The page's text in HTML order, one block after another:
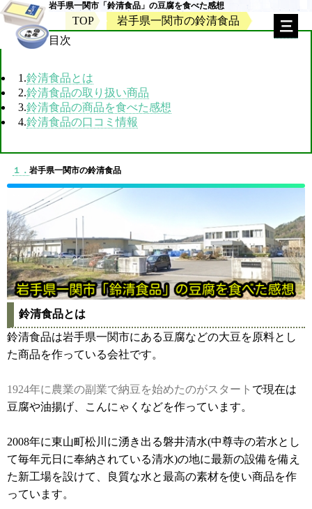
岩手県一関市「鈴清食品」の豆腐を食べた感想
TOP
岩手県一関市の鈴清食品
目次
1.鈴清食品とは
2.鈴清食品の取り扱い商品
3.鈴清食品の商品を食べた感想
4.鈴清食品の口コミ情報
１． 岩手県一関市の鈴清食品
鈴清食品とは
鈴清食品は岩手県一関市にある豆腐などの大豆を原料とし
た商品を作っている会社です。
1924年に農業の副業で納豆を始めたのがスタート で現在は
豆腐や油揚げ、こんにゃくなどを作っています。
2008年に東山町松川に湧き出る磐井清水(中尊寺の若水とし
て毎年元日に奉納されている清水)の地に最新の設備を備え
た新工場を設けて、良質な水と最高の素材を使い商品を作
っています。